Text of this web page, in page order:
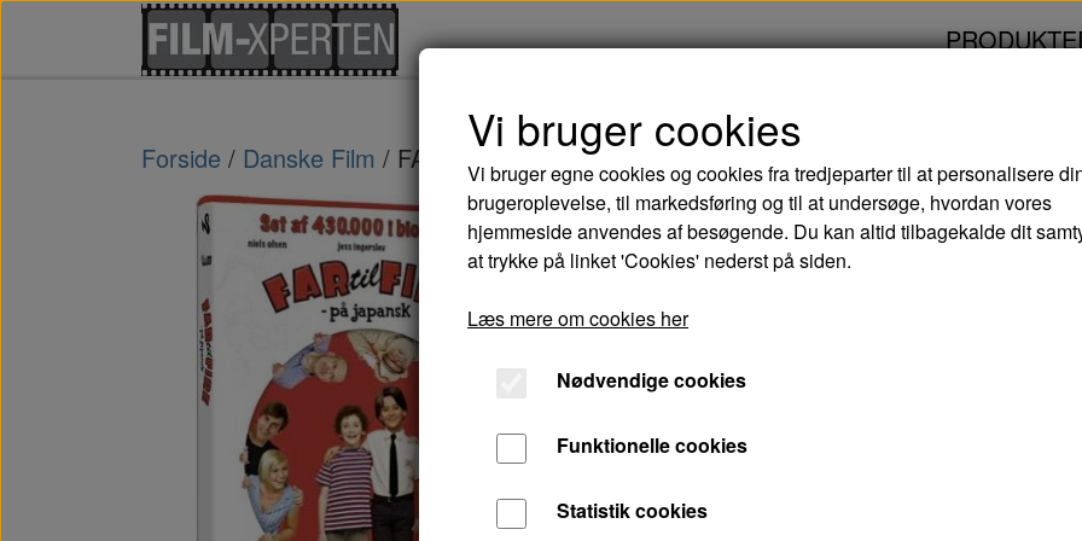
Forside Danske Film FAR TIL FIRE PÅ JAPANSK - DVD
FAR TIL FIRE PÅ
44,00 kr.
Far til Fire familien får nye japanske naboer
Vi bruger cookies
Vi bruger egne cookies og cookies fra tredjeparter til at personalisere
brugeroplevelse, til markedsføring og til at undersøge, hvordan vores
hjemmeside anvendes af besøgende. Du kan altid tilbagekalde dit
at trykke på linket 'Cookies' nederst på siden.
Læs mere om cookies her
Nødvendige cookies
Funktionelle cookies
Statistik cookies